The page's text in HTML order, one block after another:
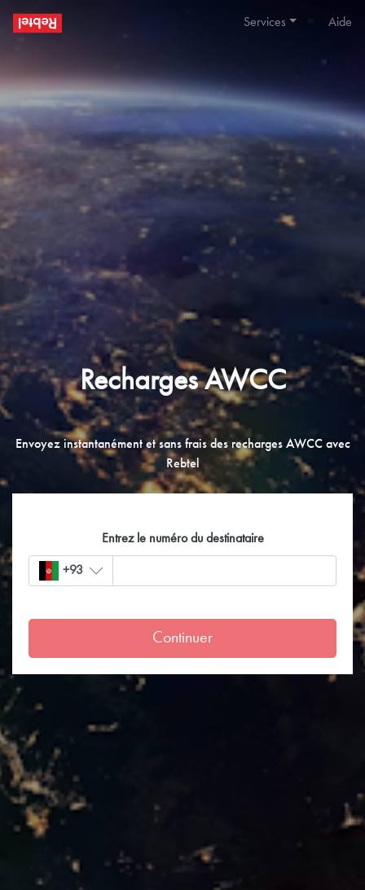
Services Aide
Recharges AWCC
Envoyez instantanément et sans frais des recharges AWCC avec
Rebtel
Entrez le numéro du destinataire
+93
Continuer